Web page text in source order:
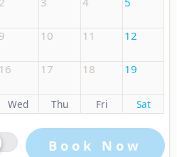
9 10 11 12
16 17 18 19
Wed Thu Fri Sat
Book Now